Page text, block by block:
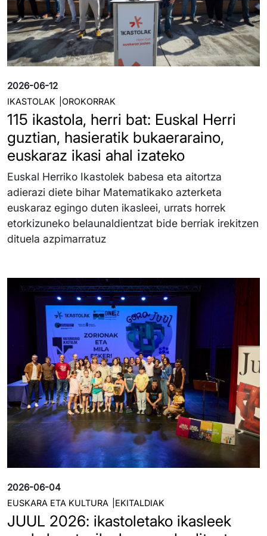
2026-06-12
IKASTOLAK OROKORRAK
115 ikastola, herri bat: Euskal Herri
guztian, hasieratik bukaeraraino,
euskaraz ikasi ahal izateko
Euskal Herriko Ikastolek babesa eta aitortza
adierazi diete bihar Matematikako azterketa
euskaraz egingo duten ikasleei, urrats horrek
etorkizuneko belaunaldientzat bide berriak irekitzen
dituela azpimarratuz
Irudia
2026-06-04
EUSKARA ETA KULTURA EKITALDIAK
JUUL 2026: ikastoletako ikasleek